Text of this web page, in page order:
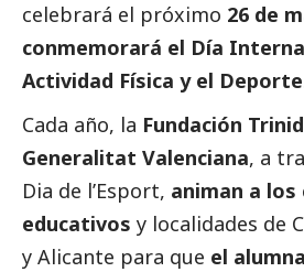
celebrará el próximo 26 de
conmemorará el Día
Actividad Física y el Deporte
Cada año, la Fundación
Generalitat Valenciana, a
Dia de l’Esport, animan a
educativos y localidades de
y Alicante para que el